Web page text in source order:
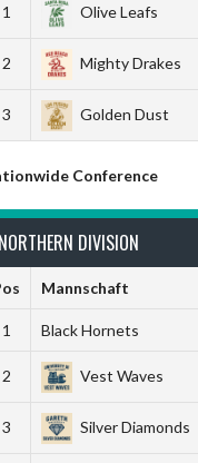
1 Olive Leafs
2 Mighty Drakes
3 Golden Dust
Conference
DIVISION
Mannschaft
1 Black Hornets
2 Vest Waves
3 Silver Diamonds